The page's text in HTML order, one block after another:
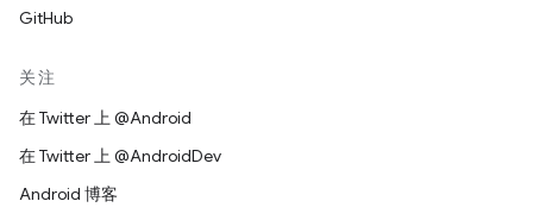
GitHub
关注
在 Twitter 上 @Android
在 Twitter 上 @AndroidDev
Android 博客